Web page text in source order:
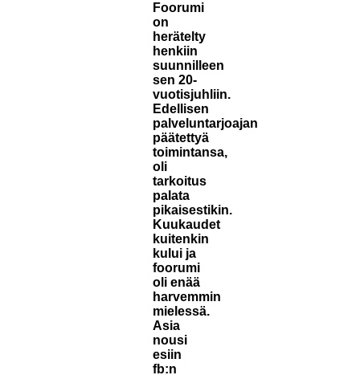
Foorumi
on
herätelty
henkiin
suunnilleen
sen 20-
vuotisjuhliin.
Edellisen
palveluntarjoajan
päätettyä
toimintansa,
oli
tarkoitus
palata
pikaisestikin.
Kuukaudet
kuitenkin
kului ja
foorumi
oli enää
harvemmin
mielessä.
Asia
nousi
esiin
fb:n